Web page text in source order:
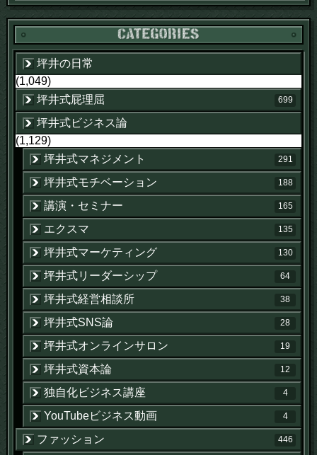
坪井の日常
(1,049)
坪井式屁理屈
699
坪井式ビジネス論
(1,129)
坪井式マネジメント
291
坪井式モチベーション 188
講演・セミナー 165
エクスマ 135
坪井式マーケティング 130
坪井式リーダーシップ 64
坪井式経営相談所 38
坪井式SNS論 28
坪井式オンラインサロン 19
坪井式資本論 12
独自化ビジネス講座 4
YouTubeビジネス動画 4
ファッション 446